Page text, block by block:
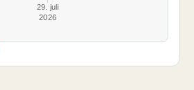
29. juli
2026